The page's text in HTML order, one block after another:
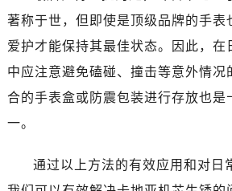
著称于世，但即使是顶级品牌的手表
爱护才能保持其最佳状态。因此，在
中应注意避免磕碰、撞击等意外情况
合的手表盒或防震包装进行存放也是
一。
通过以上方法的有效应用和对日